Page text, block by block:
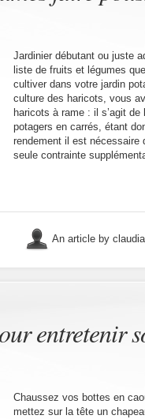
Jardinier débutant ou juste
liste de fruits et légumes
cultiver dans votre jardin
culture des haricots, vous
haricots à rame : il s’agit
potagers en carrés, étant
rendement il est nécessaire
seule contrainte
An article by
entretenir
Chaussez vos bottes en
mettez sur la tête un